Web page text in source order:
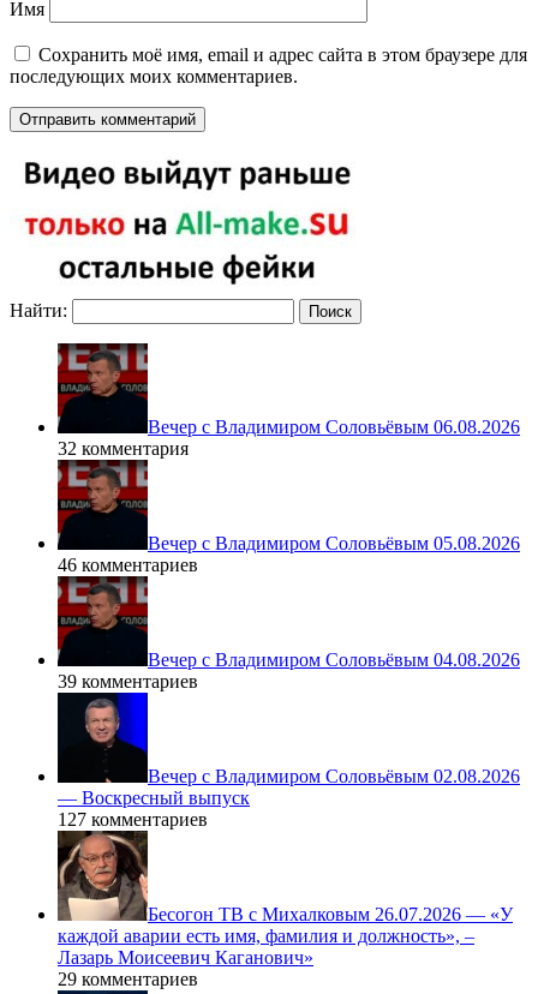
Имя
Сохранить моё имя, email и адрес сайта в этом браузере для
последующих моих комментариев.
Найти:
Вечер с Владимиром Соловьёвым 06.08.2026
32 комментария
Вечер с Владимиром Соловьёвым 05.08.2026
46 комментариев
Вечер с Владимиром Соловьёвым 04.08.2026
39 комментариев
Вечер с Владимиром Соловьёвым 02.08.2026
— Воскресный выпуск
127 комментариев
Бесогон ТВ с Михалковым 26.07.2026 — «У
каждой аварии есть имя, фамилия и должность», –
Лазарь Моисеевич Каганович»
29 комментариев